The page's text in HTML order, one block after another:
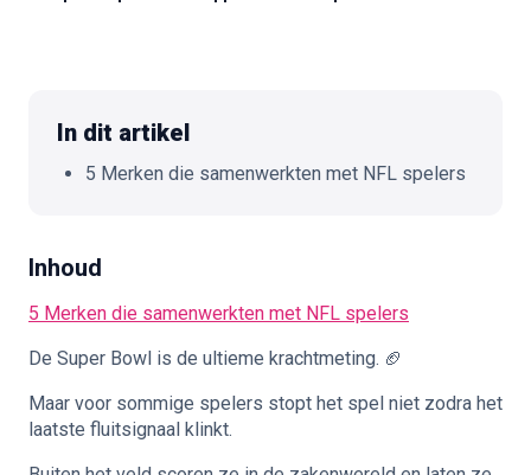
In dit artikel
5 Merken die samenwerkten met NFL spelers
Inhoud
5 Merken die samenwerkten met NFL spelers
De Super Bowl is de ultieme krachtmeting. 🏈
Maar voor sommige spelers stopt het spel niet zodra het
laatste fluitsignaal klinkt.